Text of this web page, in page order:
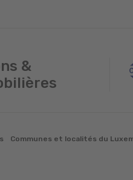
&
Communes et localités du